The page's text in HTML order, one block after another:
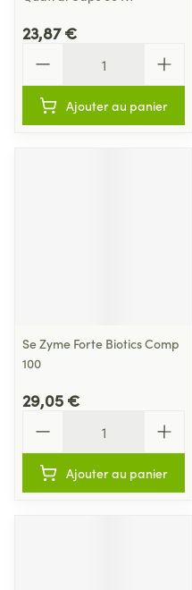
23,87 €
Ajouter au panier
Se Zyme Forte Biotics Comp
100
29,05 €
Ajouter au panier